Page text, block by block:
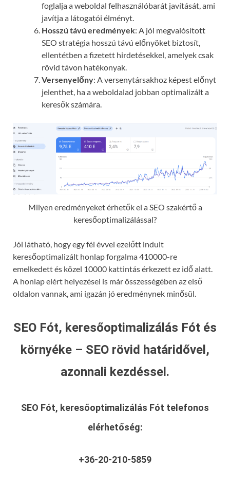
foglalja a weboldal felhasználóbarát javítását, ami
javítja a látogatói élményt.
Hosszú távú eredmények: A jól megvalósított
SEO stratégia hosszú távú előnyöket biztosít,
ellentétben a fizetett hirdetésekkel, amelyek csak
rövid távon hatékonyak.
Versenyelőny: A versenytársakhoz képest előnyt
jelenthet, ha a weboldalad jobban optimalizált a
keresők számára.
Milyen eredményeket érhetők el a SEO szakértő a
keresőoptimalizálással?
Jól látható, hogy egy fél évvel ezelőtt indult
keresőoptimalizált honlap forgalma 410000-re
emelkedett és közel 10000 kattintás érkezett ez idő alatt.
A honlap elért helyezései is már összességében az első
oldalon vannak, ami igazán jó eredménynek minősül.
SEO Fót, keresőoptimalizálás Fót és
környéke – SEO rövid határidővel,
azonnali kezdéssel.
SEO Fót, keresőoptimalizálás Fót telefonos
elérhetőség:
+36-20-210-5859